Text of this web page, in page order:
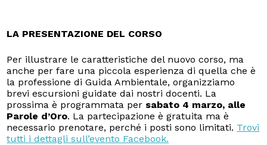
LA PRESENTAZIONE DEL CORSO
Per illustrare le caratteristiche del nuovo corso, ma
anche per fare una piccola esperienza di quella che è
la professione di Guida Ambientale, organizziamo
brevi escursioni guidate dai nostri docenti. La
prossima è programmata per sabato 4 marzo, alle
Parole d’Oro. La partecipazione è gratuita ma è
necessario prenotare, perché i posti sono limitati. Trovi
tutti i dettagli sull’evento Facebook.